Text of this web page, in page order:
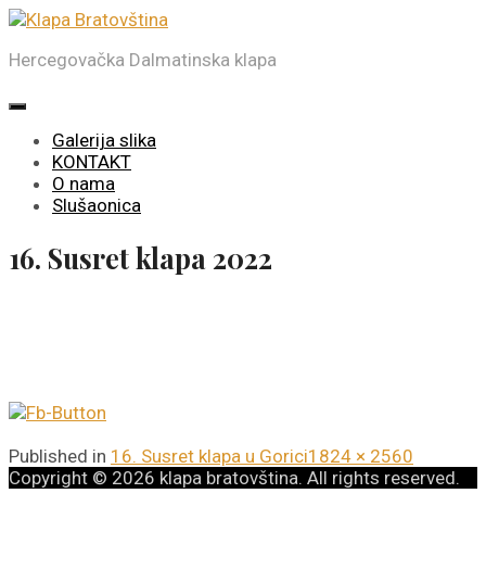
Skip
the
Hercegovačka Dalmatinska klapa
Galerija slika
KONTAKT
O nama
Slušaonica
16. Susret klapa 2022
Published in 16. Susret klapa u GoriciFull
size
1824 × 2560
Copyright © 2026 klapa bratovština. All rights reserved.